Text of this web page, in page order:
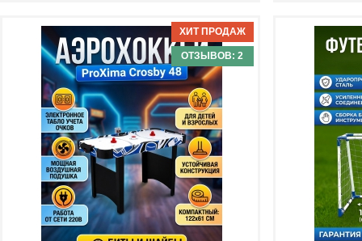
Кол-во программ : 12
Кол-во уровней: 32
Макс. вес: 150 кг
Доставка:БЕСПЛАТНО, 2-3 дня
Доставка:
ОТЗЫВОВ: 2